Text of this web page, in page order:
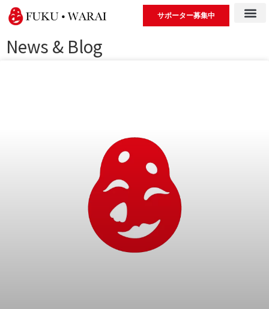
サポーター募集中
News & Blog